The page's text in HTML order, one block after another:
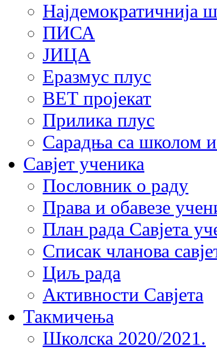
Најдемократичнија
ПИСА
ЈИЦА
Еразмус плус
ВЕТ пројекат
Прилика плус
Сарадња са школом
Савјет ученика
Пословник о раду
Права и обавезе
План рада Савјета
Списак чланова
Циљ рада
Активности Савјета
Такмичења
Школска 2020/2021.